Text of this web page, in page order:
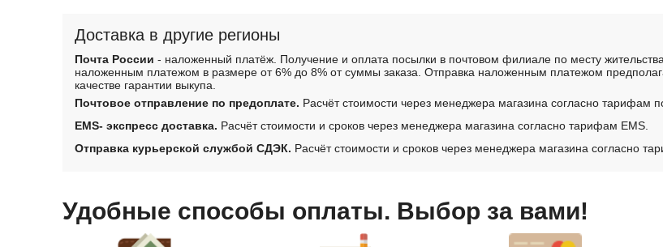
Доставка в другие регионы
Почта России - наложенный платёж. Получение и оплата посылки в почтовом филиале по месту
наложенным платежом в размере от 6% до 8% от суммы заказа. Отправка наложенным платежом
качестве гарантии выкупа.
Почтовое отправление по предоплате. Расчёт стоимости через менеджера магазина согласно тарифам
EMS- экспресс доставка. Расчёт стоимости и сроков через менеджера магазина согласно тарифам EMS.
Отправка курьерской службой СДЭК. Расчёт стоимости и сроков через менеджера магазина согласно
Удобные способы оплаты. Выбор за вами!